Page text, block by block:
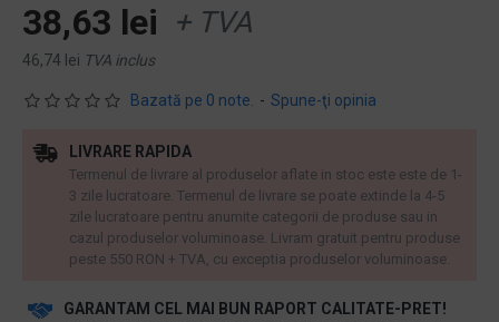
Bazată pe 0 note. - Spune-ţi opinia
38,63 lei + TVA
46,74 lei TVA inclus
GARANTAM CEL MAI BUN RAPORT CALITATE-PRET!
LIVRARE RAPIDA
Termenul de livrare al produselor aflate in stoc este este de 1-
3 zile lucratoare. Termenul de livrare se poate extinde la 4-5
zile lucratoare pentru anumite categorii de produse sau in
cazul produselor voluminoase. Livram gratuit pentru produse
peste 550 RON + TVA, cu exceptia produselor voluminoase.